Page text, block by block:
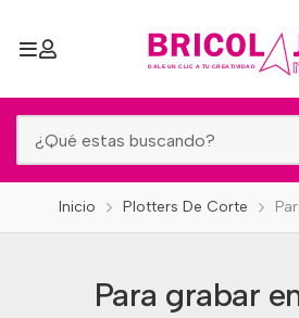
Inicio Plotters De Corte
Para grabar